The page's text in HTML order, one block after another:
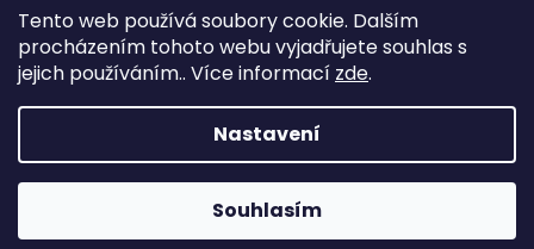
Tento web používá soubory cookie. Dalším
procházením tohoto webu vyjadřujete souhlas s
jejich používáním.. Více informací zde.
Nastavení
Souhlasím
Vytvořil Shoptet
Podle zákona o evidenci tržeb je prodávající povinen vystavit
kupujícímu účtenku. Zároveň je povinen zaevidovat přijatou
tržbu u správce daně online; v případě technického výpadku
pak nejpozději do 48 hodin.